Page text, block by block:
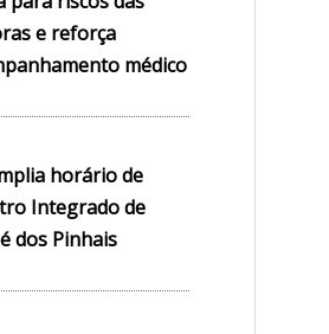
e reforça
médico
horário de
Integrado de
dos Pinhais